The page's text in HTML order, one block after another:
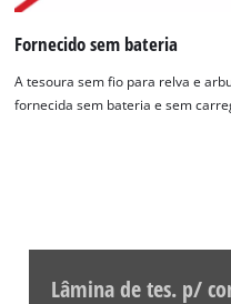
This
to
the site
to the
Fornecido sem bateria
A tesoura sem fio para relva e
fornecida sem bateria e sem
Lâmina de tes. p/